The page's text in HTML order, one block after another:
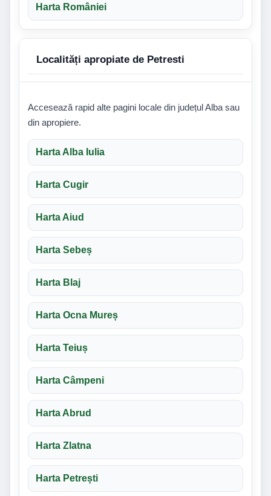
Harta României
Localități apropiate de Petresti
Accesează rapid alte pagini locale din județul Alba sau
din apropiere.
Harta Alba Iulia
Harta Cugir
Harta Aiud
Harta Sebeș
Harta Blaj
Harta Ocna Mureș
Harta Teiuș
Harta Câmpeni
Harta Abrud
Harta Zlatna
Harta Petrești